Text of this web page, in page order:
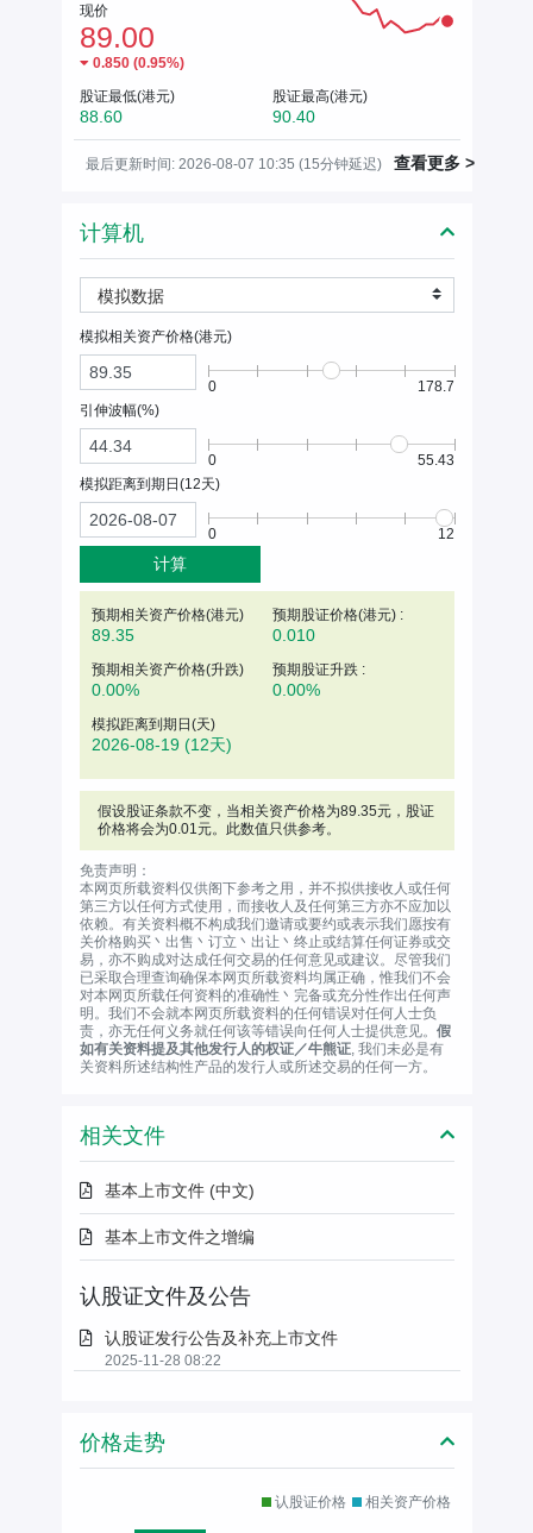
现价
89.00
0.850(0.95%)
股证最低(港元)
88.60
股证最高(港元)
90.40
最后更新时间: 2026-08-07 10:35 (15分钟延迟) 查看更多 >
计算机
模拟数据
模拟相关资产价格(港元)
0
178.7
引伸波幅(%)
0
55.43
模拟距离到期日(12天)
0 12
计算
预期相关资产价格(港元)
89.35
预期股证价格(港元) :
0.010
预期相关资产价格(升跌)
0.00%
预期股证升跌 :
0.00%
模拟距离到期日(天)
2026-08-19 (12天)
假设股证条款不变，当相关资产价格为89.35元，股证
价格将会为0.01元。此数值只供参考。
免责声明：
本网页所载资料仅供阁下参考之用，并不拟供接收人或任何
第三方以任何方式使用，而接收人及任何第三方亦不应加以
依赖。有关资料概不构成我们邀请或要约或表示我们愿按有
关价格购买丶出售丶订立丶出让丶终止或结算任何证券或交
易，亦不购成对达成任何交易的任何意见或建议。尽管我们
已采取合理查询确保本网页所载资料均属正确，惟我们不会
对本网页所载任何资料的准确性丶完备或充分性作出任何声
明。我们不会就本网页所载资料的任何错误对任何人士负
责，亦无任何义务就任何该等错误向任何人士提供意见。 假
如有关资料提及其他发行人的权证／牛熊证, 我们未必是有
关资料所述结构性产品的发行人或所述交易的任何一方。
相关文件
基本上市文件 (中文)
基本上市文件之增编
认股证文件及公告
认股证发行公告及补充上市文件
2025-11-28 08:22
价格走势
认股证价格 相关资产价格